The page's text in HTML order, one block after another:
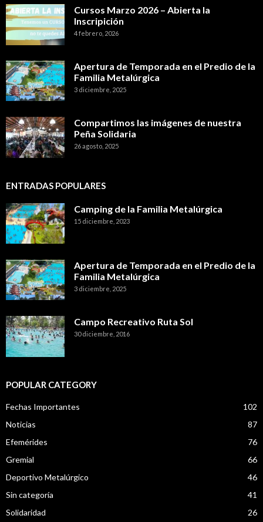
Cursos Marzo 2026 – Abierta la
Inscripición
4 febrero, 2026
Apertura de Temporada en el Predio de la
Familia Metalúrgica
3 diciembre, 2025
Compartimos las imágenes de nuestra
Peña Solidaria
26 agosto, 2025
ENTRADAS POPULARES
Camping de la Familia Metalúrgica
15 diciembre, 2023
Apertura de Temporada en el Predio de la
Familia Metalúrgica
3 diciembre, 2025
Campo Recreativo Ruta Sol
30 diciembre, 2016
POPULAR CATEGORY
Fechas Importantes
102
Noticias
87
Efemérides
76
Gremial
66
Deportivo Metalúrgico
46
Sin categoría
41
Solidaridad
26